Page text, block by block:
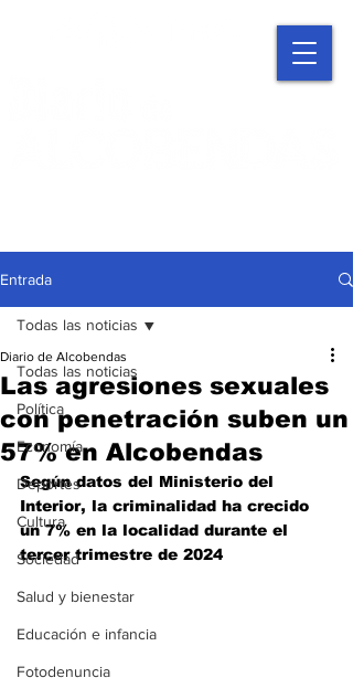
Entrada
Todas las noticias
Política
Economía
Deportes
Cultura
Sociedad
Salud y bienestar
Educación e infancia
Fotodenuncia
Todas las noticias
Las agresiones sexuales
con penetración suben un
57% en Alcobendas
Diario de Alcobendas
Según datos del Ministerio del
Interior, la criminalidad ha crecido
un 7% en la localidad durante el
tercer trimestre de 2024